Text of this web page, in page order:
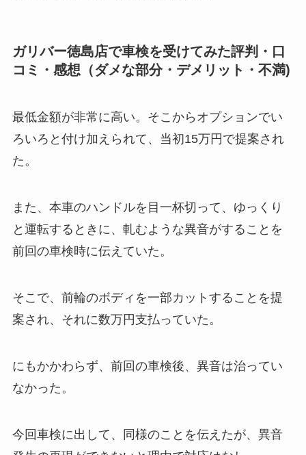
ガリバー徳島店で車検を受けてみた評判・口
コミ・感想（ダメな部分・デメリット・不満)
最低金額が非常に高い。そこからオプションでい
ろいろと付け加えられて、当初15万円で提案され
た。
また、本車のハンドルを目一杯切って、ゆっくり
と運転するときに、軋むような異音がすることを
前回の車検時に伝えていた。
そこで、前輪のボディを一部カットすることを提
案され、それに数万円支払っていた。
にもかかわらず、前回の車検後、異音は治ってい
なかった。
今回車検に出して、同様のことを伝えたが、異音